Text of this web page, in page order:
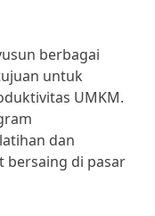
berbagai
untuk
UMKM.
dan
bersaing di pasar